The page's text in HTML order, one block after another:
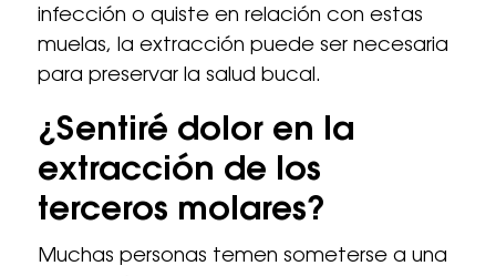
infección o quiste en relación con estas
muelas, la extracción puede ser necesaria
para preservar la salud bucal.
¿Sentiré dolor en la
extracción de los
terceros molares?
Muchas personas temen someterse a una